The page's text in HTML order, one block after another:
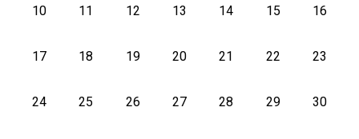
10 11 12 13 14 15 16
17 18 19 20 21 22 23
24 25 26 27 28 29 30